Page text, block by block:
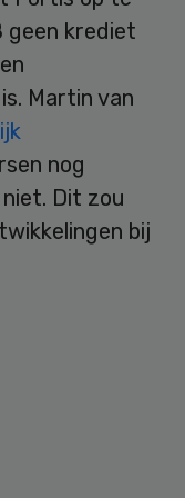
geen krediet
Martin van
nog
Dit zou
bij